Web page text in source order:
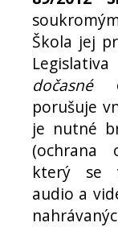
Škola jej
dočasné
porušuje
je nutné
(ochrana
který se
audio a